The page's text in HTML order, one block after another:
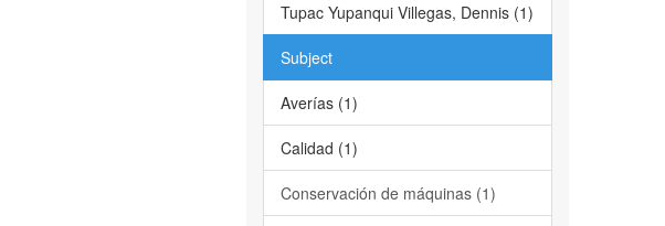
Tupac Yupanqui Villegas, Dennis (1)
Subject
Averías (1)
Calidad (1)
Conservación de máquinas (1)